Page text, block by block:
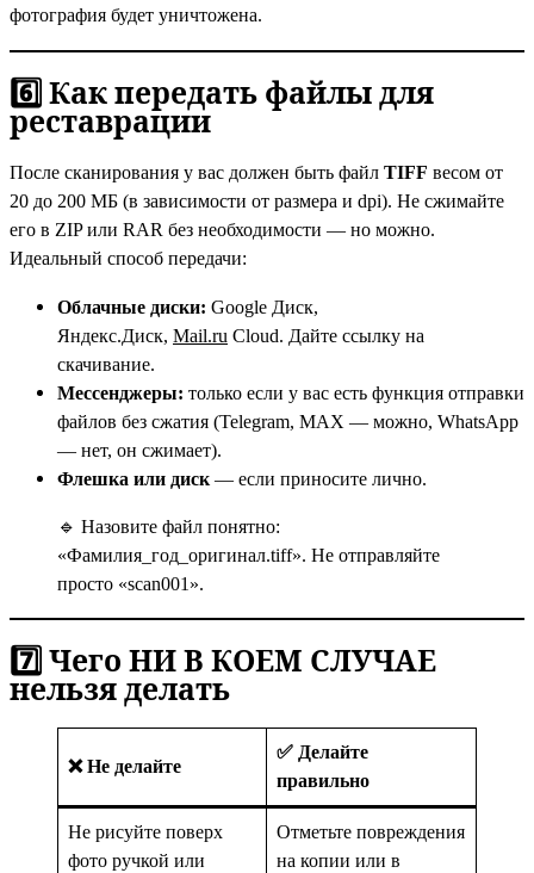
фотография будет уничтожена.
6️⃣ Как передать файлы для
реставрации
После сканирования у вас должен быть файл TIFF весом от
20 до 200 МБ (в зависимости от размера и dpi). Не сжимайте
его в ZIP или RAR без необходимости — но можно.
Идеальный способ передачи:
Облачные диски: Google Диск,
Яндекс.Диск, Mail.ru Cloud. Дайте ссылку на
скачивание.
Мессенджеры: только если у вас есть функция отправки
файлов без сжатия (Telegram, MAX — можно, WhatsApp
— нет, он сжимает).
Флешка или диск — если приносите лично.
🔹 Назовите файл понятно:
«Фамилия_год_оригинал.tiff». Не отправляйте
просто «scan001».
7️⃣ Чего НИ В КОЕМ СЛУЧАЕ
нельзя делать
❌ Не делайте
✅ Делайте
правильно
Не рисуйте поверх
фото ручкой или
Отметьте повреждения
на копии или в